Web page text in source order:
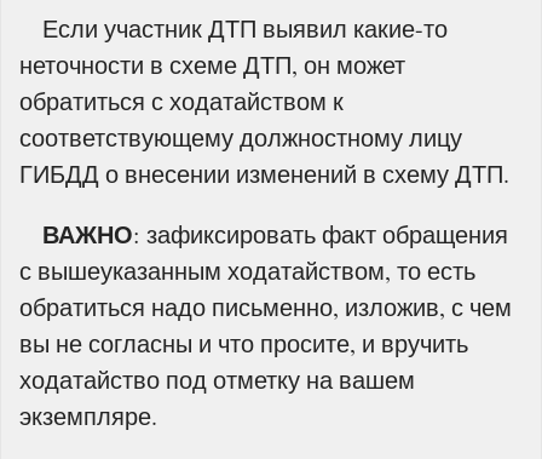
Если участник ДТП выявил какие-то
неточности в схеме ДТП, он может
обратиться с ходатайством к
соответствующему должностному лицу
ГИБДД о внесении изменений в схему ДТП.
ВАЖНО: зафиксировать факт обращения
с вышеуказанным ходатайством, то есть
обратиться надо письменно, изложив, с чем
вы не согласны и что просите, и вручить
ходатайство под отметку на вашем
экземпляре.